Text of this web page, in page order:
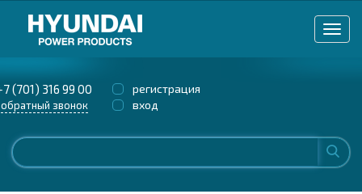
(701) 316 99 00
обратный звонок
регистрация
вход